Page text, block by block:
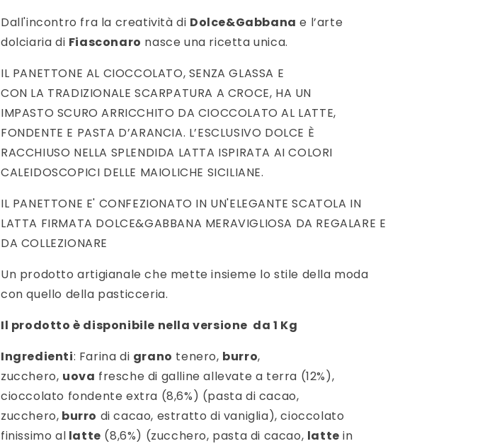
Dall'incontro fra la creatività di Dolce&Gabbana e l’arte
dolciaria di Fiasconaro nasce una ricetta unica.
IL PANETTONE AL CIOCCOLATO, SENZA GLASSA E
CON LA TRADIZIONALE SCARPATURA A CROCE, HA UN
IMPASTO SCURO ARRICCHITO DA CIOCCOLATO AL LATTE,
FONDENTE E PASTA D’ARANCIA. L’ESCLUSIVO DOLCE È
RACCHIUSO NELLA SPLENDIDA LATTA ISPIRATA AI COLORI
CALEIDOSCOPICI DELLE MAIOLICHE SICILIANE.
IL PANETTONE E' CONFEZIONATO IN UN'ELEGANTE SCATOLA IN
LATTA FIRMATA DOLCE&GABBANA MERAVIGLIOSA DA REGALARE E
DA COLLEZIONARE
Un prodotto artigianale che mette insieme lo stile della moda
con quello della pasticceria.
Il prodotto è disponibile nella versione da 1 Kg
Ingredienti: Farina di grano tenero, burro,
zucchero, uova fresche di galline allevate a terra (12%),
cioccolato fondente extra (8,6%) (pasta di cacao,
zucchero, burro di cacao, estratto di vaniglia), cioccolato
finissimo al latte (8,6%) (zucchero, pasta di cacao, latte in